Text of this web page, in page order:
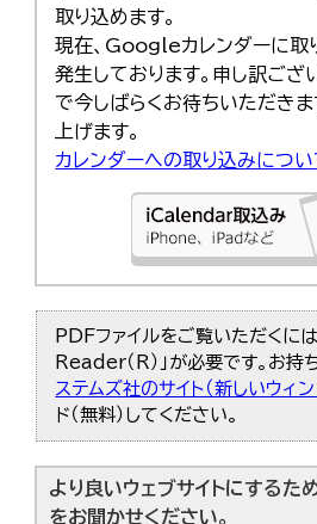
取り込めます。
現在、Googleカレンダーに取
発生しております。申し訳ござ
で今しばらくお待ちいただき
上げます。
カレンダーへの取り込みにつ
PDFファイルをご覧いただくには
Reader（R）」が必要です。お持
ステムズ社のサイト（新しいウィン
ド（無料）してください。
より良いウェブサイトにするた
をお聞かせください。